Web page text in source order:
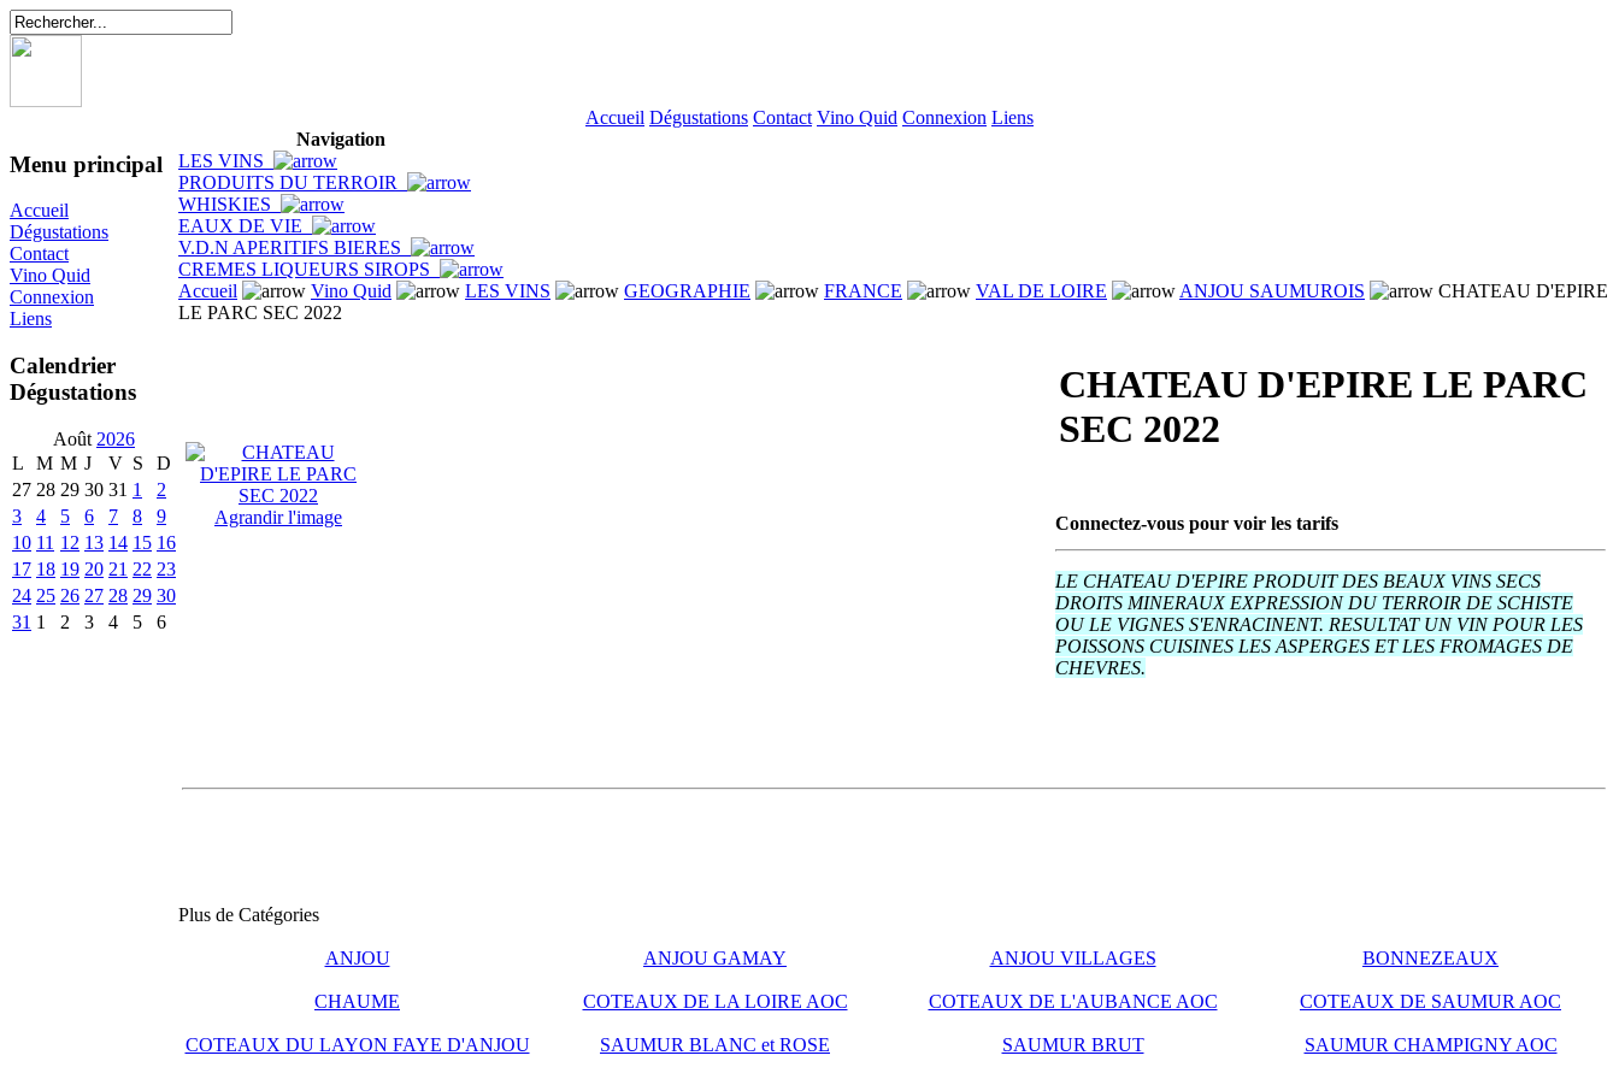
Accueil Dégustations Contact Vino Quid Connexion Liens
Menu principal
Accueil
Dégustations
Contact
Vino Quid
Connexion
Liens
Calendrier
Dégustations
Août 2026
L
M M J V S
D
27 28 29 30 31 1
2
3
4 5 6 7 8
9
10 11 12 13 14 15 16
17 18 19 20 21 22 23
24 25 26 27 28 29 30
31 1 2 3 4 5 6
Navigation
LES VINS
PRODUITS DU TERROIR
WHISKIES
EAUX DE VIE
V.D.N APERITIFS BIERES
CREMES LIQUEURS SIROPS
Accueil
Vino Quid LES VINS GEOGRAPHIE FRANCE VAL DE LOIRE ANJOU SAUMUROIS
CHATEAU D'EPIRE
LE PARC SEC 2022
Agrandir l'image
CHATEAU D'EPIRE LE PARC
SEC 2022
Connectez-vous pour voir les tarifs
LE CHATEAU D'EPIRE PRODUIT DES BEAUX VINS SECS
DROITS MINERAUX EXPRESSION DU TERROIR DE SCHISTE
OU LE VIGNES S'ENRACINENT. RESULTAT UN VIN POUR LES
POISSONS CUISINES LES ASPERGES ET LES FROMAGES DE
CHEVRES.
Plus de Catégories
ANJOU ANJOU GAMAY ANJOU VILLAGES BONNEZEAUX
CHAUME COTEAUX DE LA LOIRE AOC COTEAUX DE L'AUBANCE AOC COTEAUX DE SAUMUR AOC
COTEAUX DU LAYON FAYE D'ANJOU SAUMUR BLANC et ROSE SAUMUR BRUT SAUMUR CHAMPIGNY AOC